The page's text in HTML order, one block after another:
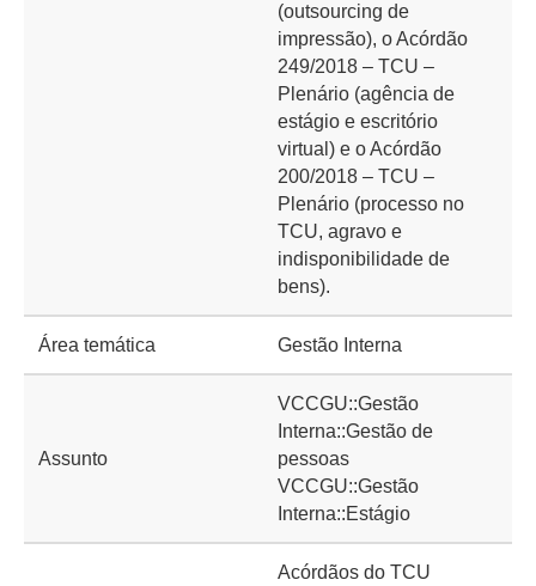
(outsourcing de
impressão), o Acórdão
249/2018 – TCU –
Plenário (agência de
estágio e escritório
virtual) e o Acórdão
200/2018 – TCU –
Plenário (processo no
TCU, agravo e
indisponibilidade de
bens).
Área temática Gestão Interna
Assunto
VCCGU::Gestão
Interna::Gestão de
pessoas
VCCGU::Gestão
Interna::Estágio
Acórdãos do TCU